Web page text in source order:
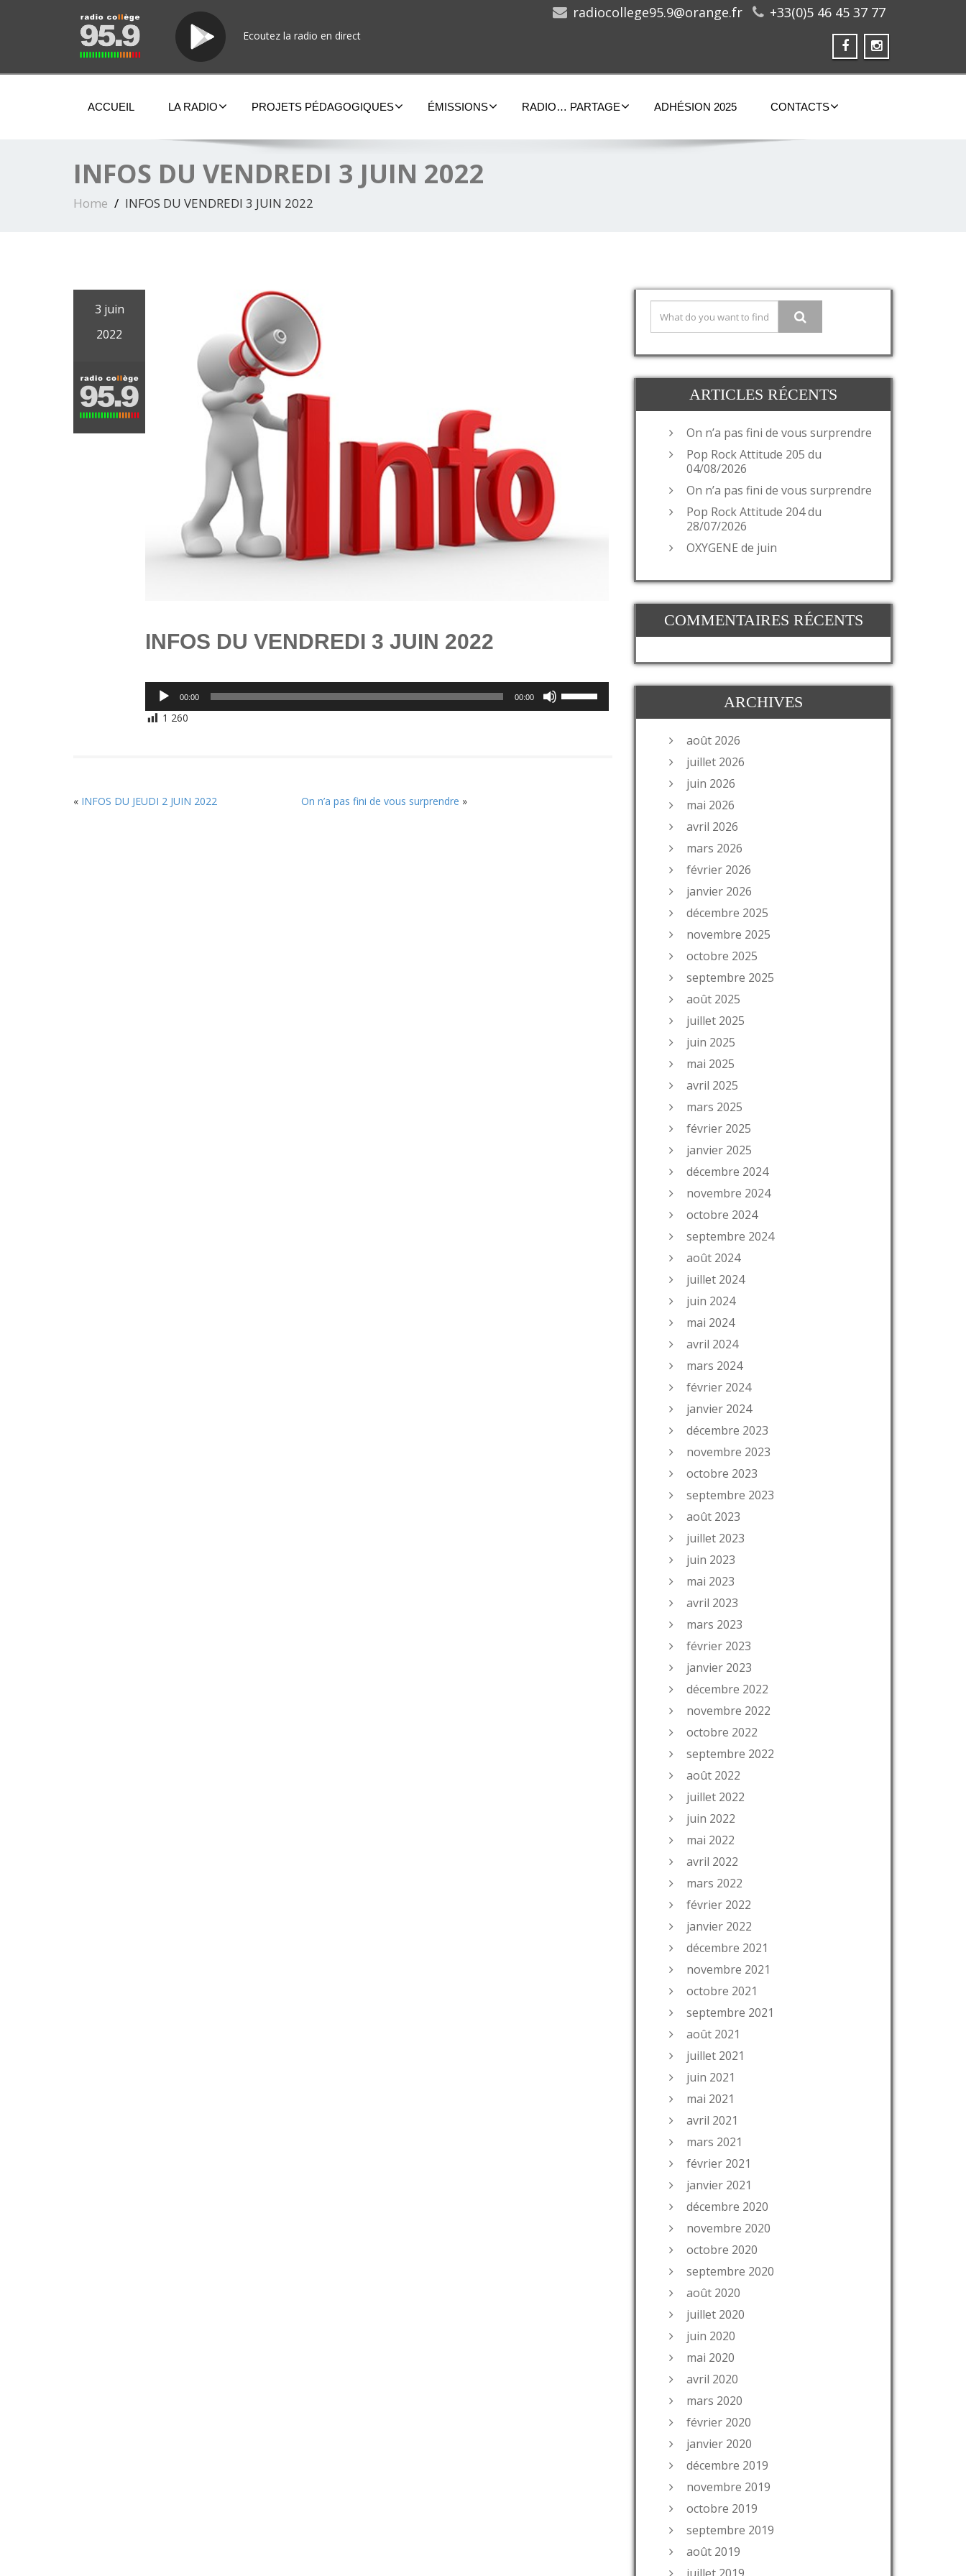
Ecoutez la radio en direct
radiocollege95.9@orange.fr +33(0)5 46 45 37 77
ACCUEIL LA RADIO PROJETS PÉDAGOGIQUES ÉMISSIONS RADIO… PARTAGE ADHÉSION 2025 CONTACTS
INFOS DU VENDREDI 3 JUIN 2022
Home INFOS DU VENDREDI 3 JUIN 2022
3 juin
2022
INFOS DU VENDREDI 3 JUIN 2022
Lecteur
audio
00:00 00:00
les
1 260
« INFOS DU JEUDI 2 JUIN 2022 On n’a pas fini de vous surprendre »
ARTICLES RÉCENTS
On n’a pas fini de vous surprendre
Pop Rock Attitude 205 du
04/08/2026
On n’a pas fini de vous surprendre
Pop Rock Attitude 204 du
28/07/2026
OXYGENE de juin
COMMENTAIRES RÉCENTS
ARCHIVES
août 2026
juillet 2026
juin 2026
mai 2026
avril 2026
mars 2026
février 2026
janvier 2026
décembre 2025
novembre 2025
octobre 2025
septembre 2025
août 2025
juillet 2025
juin 2025
mai 2025
avril 2025
mars 2025
février 2025
janvier 2025
décembre 2024
novembre 2024
octobre 2024
septembre 2024
août 2024
juillet 2024
juin 2024
mai 2024
avril 2024
mars 2024
février 2024
janvier 2024
décembre 2023
novembre 2023
octobre 2023
septembre 2023
août 2023
juillet 2023
juin 2023
mai 2023
avril 2023
mars 2023
février 2023
janvier 2023
décembre 2022
novembre 2022
octobre 2022
septembre 2022
août 2022
juillet 2022
juin 2022
mai 2022
avril 2022
mars 2022
février 2022
janvier 2022
décembre 2021
novembre 2021
octobre 2021
septembre 2021
août 2021
juillet 2021
juin 2021
mai 2021
avril 2021
mars 2021
février 2021
janvier 2021
décembre 2020
novembre 2020
octobre 2020
septembre 2020
août 2020
juillet 2020
juin 2020
mai 2020
avril 2020
mars 2020
février 2020
janvier 2020
décembre 2019
novembre 2019
octobre 2019
septembre 2019
août 2019